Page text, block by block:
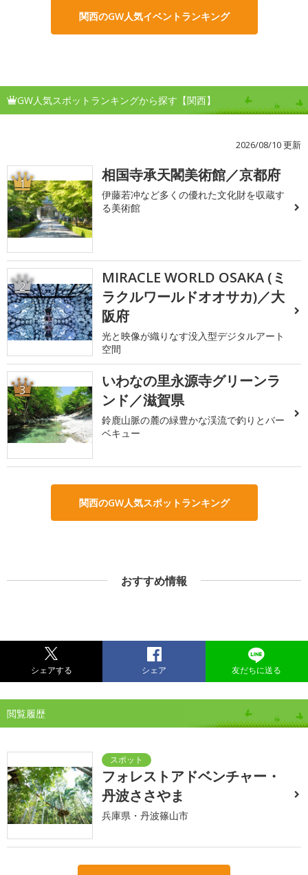
関西のGW人気イベントランキング
GW人気スポットランキングから探す【関西】
2026/08/10 更新
1 相国寺承天閣美術館／京都府
伊藤若冲など多くの優れた文化財を収蔵す
る美術館
2
MIRACLE WORLD OSAKA (ミ
ラクルワールドオオサカ)／大
阪府
光と映像が織りなす没入型デジタルアート
空間
3
いわなの里永源寺グリーンラ
ンド／滋賀県
鈴鹿山脈の麓の緑豊かな渓流で釣りとバー
ベキュー
関西のGW人気スポットランキング
おすすめ情報
シェアする シェア 友だちに送る
閲覧履歴
フォレストアドベンチャー・
丹波ささやま
兵庫県・丹波篠山市